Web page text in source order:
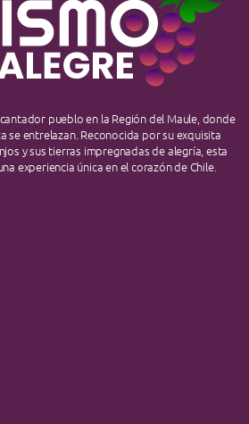
pueblo en la Región del Maule, donde
se entrelazan. Reconocida por su exquisita
y sus tierras impregnadas de alegría, esta
experiencia única en el corazón de Chile.